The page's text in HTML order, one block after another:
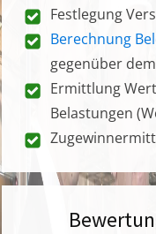
Festlegung
Berechnung
gegenüber
Ermittlung
Belastungen